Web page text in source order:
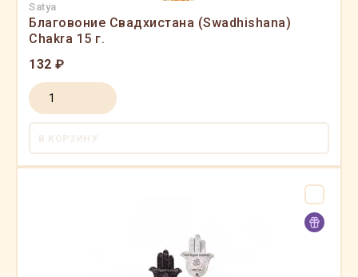
Satya
Благовоние Свадхистана (Swadhishana)
Chakra 15 г.
132 ₽
В КОРЗИНУ